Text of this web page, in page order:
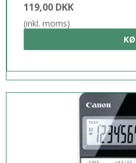
119,00 DKK
(inkl. moms)